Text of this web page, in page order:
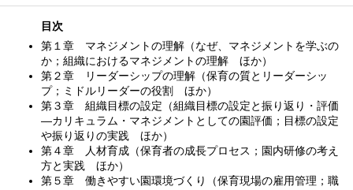
目次
第１章 マネジメントの理解（なぜ、マネジメントを学ぶの
か；組織におけるマネジメントの理解 ほか）
第２章 リーダーシップの理解（保育の質とリーダーシッ
プ；ミドルリーダーの役割 ほか）
第３章 組織目標の設定（組織目標の設定と振り返り・評価
—カリキュラム・マネジメントとしての園評価；目標の設定
や振り返りの実践 ほか）
第４章 人材育成（保育者の成長プロセス；園内研修の考え
方と実践 ほか）
第５章 働きやすい園環境づくり（保育現場の雇用管理；職